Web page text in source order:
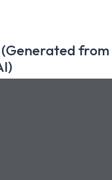
from